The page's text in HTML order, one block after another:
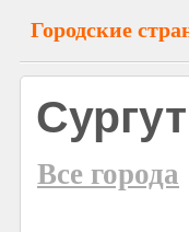
Городские
Все города